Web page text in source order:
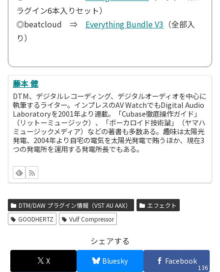
ラグイン6本入りセット）
◎beatcloud ⇒ Everything Bundle V3 （全部入
り）
藤本 健
DTM、デジタルレコーディング、デジタルオーディオを中心に
執筆するライター。インプレスのAV WatchでもDigital Audio
Laboratoryを2001年より連載。「Cubase徹底操作ガイド」
（リットーミュージック）、「ボーカロイド技術論」（ヤマハ
ミュージックメディア）などの著書も多数ある。趣味は太陽光
発電、2004年より自宅の電気を太陽光発電で賄うほか、現在3
つの発電所を運用する発電所長でもある。
DTM/DAW プラグイン情報（VST AU AAX）
エフェクト
GOODHERTZ
Vulf Compressor
シェアする
X Bluesky Facebook
136